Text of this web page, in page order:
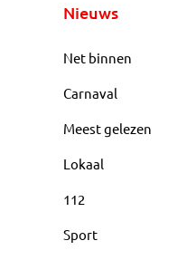
Nieuws
Net binnen
Carnaval
Meest gelezen
Lokaal
112
Sport